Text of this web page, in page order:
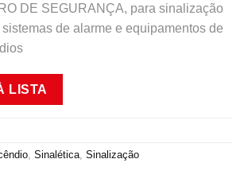
DE SEGURANÇA, para sinalização
de alarme e equipamentos de
LISTA
Sinalética Sinalização